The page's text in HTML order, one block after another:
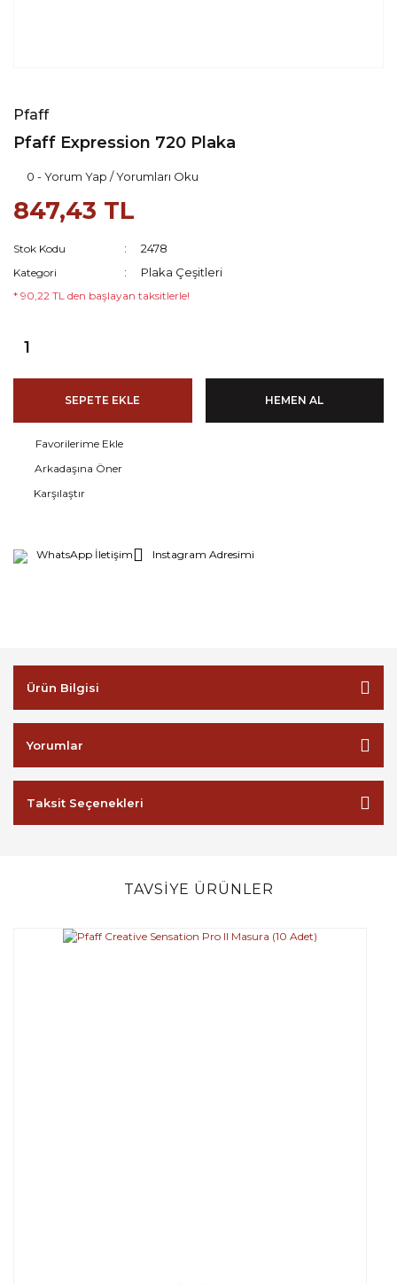
Pfaff
Pfaff Expression 720 Plaka
0 - Yorum Yap / Yorumları Oku
847,43 TL
Stok Kodu 2478
Kategori Plaka Çeşitleri
* 90,22 TL den başlayan taksitlerle!
SEPETE EKLE HEMEN AL
Arkadaşına Öner
Karşılaştır
WhatsApp İletişim Instagram Adresimi
Ürün Bilgisi
Yorumlar
Taksit Seçenekleri
TAVSİYE ÜRÜNLER